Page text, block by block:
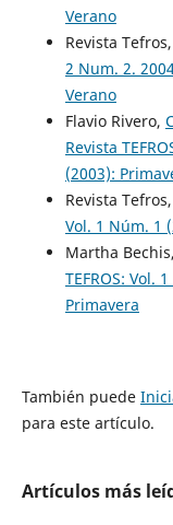
Verano
Revista Tefros,
2 Num. 2.
Verano
Flavio Rivero,
Revista
(2003):
Revista Tefros,
Vol. 1 Núm. 1
Martha Bechis,
TEFROS: Vol.
Primavera
También puede
para este artículo.
Artículos más